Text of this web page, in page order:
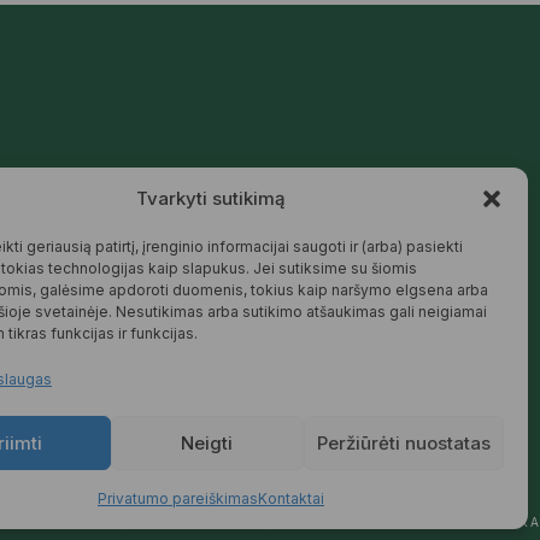
Tvarkyti sutikimą
geriausią patirtį, įrenginio informacijai saugoti ir (arba) pasiekti
technologijas kaip slapukus. Jei sutiksime su šiomis
galėsime apdoroti duomenis, tokius kaip naršymo elgsena arba
svetainėje. Nesutikimas arba sutikimo atšaukimas gali neigiamai
tikras funkcijas ir funkcijas.
Neigti Peržiūrėti nuostatas
Privatumo pareiškimasKontaktai
apie šeimą, jaukius namus ir harmoningą
draugiškos tiek Jums, tiek gamtai.
SKAITYTI DAUGIAU
PRIVATUMO POLITIKA